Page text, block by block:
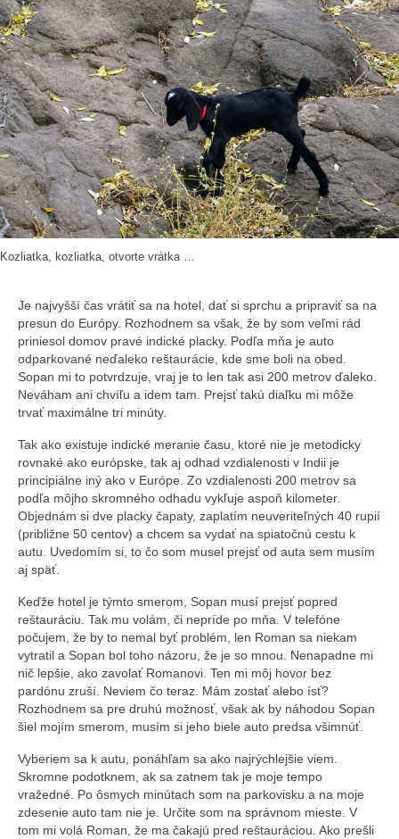
Kozliatka, kozliatka, otvorte vrátka …
Je najvyšší čas vrátiť sa na hotel, dať si sprchu a pripraviť sa na
presun do Európy. Rozhodnem sa však, že by som veľmi rád
priniesol domov pravé indické placky. Podľa mňa je auto
odparkované neďaleko reštaurácie, kde sme boli na obed.
Sopan mi to potvrdzuje, vraj je to len tak asi 200 metrov ďaleko.
Neváham ani chvíľu a idem tam. Prejsť takú diaľku mi môže
trvať maximálne tri minúty.
Tak ako existuje indické meranie času, ktoré nie je metodicky
rovnaké ako európske, tak aj odhad vzdialenosti v Indii je
principiálne iný ako v Európe. Zo vzdialenosti 200 metrov sa
podľa môjho skromného odhadu vykľuje aspoň kilometer.
Objednám si dve placky čapaty, zaplatím neuveriteľných 40 rupií
(približne 50 centov) a chcem sa vydať na spiatočnú cestu k
autu. Uvedomím si, to čo som musel prejsť od auta sem musím
aj späť.
Keďže hotel je týmto smerom, Sopan musí prejsť popred
reštauráciu. Tak mu volám, či nepríde po mňa. V telefóne
počujem, že by to nemal byť problém, len Roman sa niekam
vytratil a Sopan bol toho názoru, že je so mnou. Nenapadne mi
nič lepšie, ako zavolať Romanovi. Ten mi môj hovor bez
pardónu zruší. Neviem čo teraz. Mám zostať alebo ísť?
Rozhodnem sa pre druhú možnosť, však ak by náhodou Sopan
šiel mojím smerom, musím si jeho biele auto predsa všimnúť.
Vyberiem sa k autu, ponáhľam sa ako najrýchlejšie viem.
Skromne podotknem, ak sa zatnem tak je moje tempo
vražedné. Po ôsmych minútach som na parkovisku a na moje
zdesenie auto tam nie je. Určite som na správnom mieste. V
tom mi volá Roman, že ma čakajú pred reštauráciou. Ako prešli